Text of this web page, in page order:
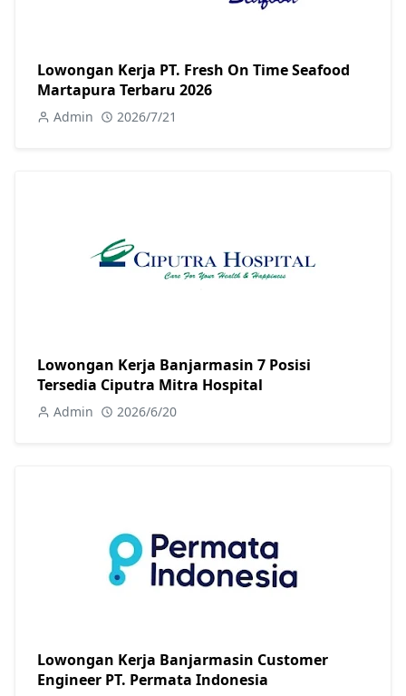
Lowongan Kerja PT. Fresh On Time Seafood
Martapura Terbaru 2026
Admin 2026/7/21
Lowongan Kerja Banjarmasin 7 Posisi
Tersedia Ciputra Mitra Hospital
Admin 2026/6/20
Lowongan Kerja Banjarmasin Customer
Engineer PT. Permata Indonesia